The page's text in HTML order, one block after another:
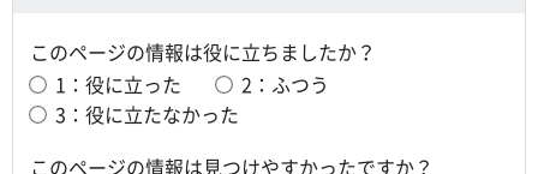
このページの情報は役に立ちましたか？
1：役に立った
2：ふつう
3：役に立たなかった
このページの情報は見つけやすかったですか？